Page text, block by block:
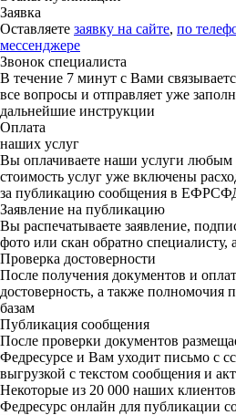
Заявка
Оставляете заявку на сайте, по
мессенджере
Звонок специалиста
В течение 7 минут с Вами
все вопросы и отправляет уже
дальнейшие инструкции
Оплата
наших услуг
Вы оплачиваете наши услуги
стоимость услуг уже включены
за публикацию сообщения в
Заявление на публикацию
Вы распечатываете заявление,
фото или скан обратно специалисту,
Проверка достоверности
После получения документов и
достоверность, а также полномочия
базам
Публикация сообщения
После проверки документов
Федресурсе и Вам уходит письмо с
выгрузкой с текстом сообщения и
Некоторые из 20 000 наших
Федресурс онлайн для публикации